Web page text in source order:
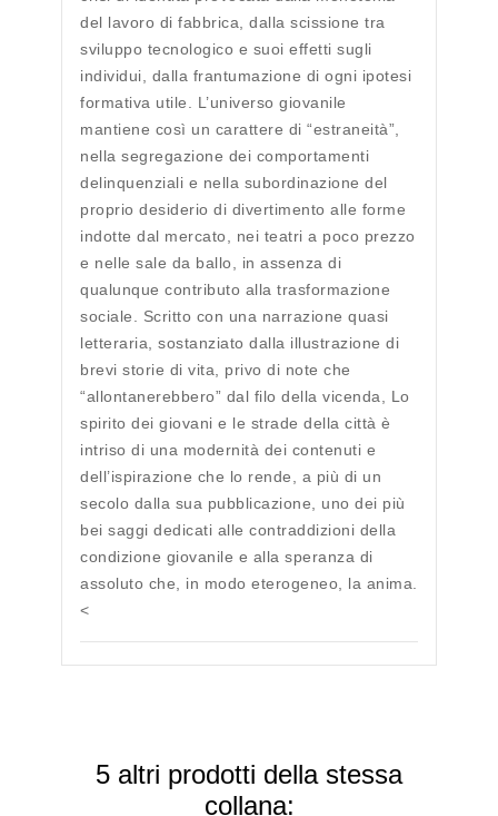
del lavoro di fabbrica, dalla scissione tra
sviluppo tecnologico e suoi effetti sugli
individui, dalla frantumazione di ogni ipotesi
formativa utile. L’universo giovanile
mantiene così un carattere di “estraneità”,
nella segregazione dei comportamenti
delinquenziali e nella subordinazione del
proprio desiderio di divertimento alle forme
indotte dal mercato, nei teatri a poco prezzo
e nelle sale da ballo, in assenza di
qualunque contributo alla trasformazione
sociale. Scritto con una narrazione quasi
letteraria, sostanziato dalla illustrazione di
brevi storie di vita, privo di note che
“allontanerebbero” dal filo della vicenda, Lo
spirito dei giovani e le strade della città è
intriso di una modernità dei contenuti e
dell’ispirazione che lo rende, a più di un
secolo dalla sua pubblicazione, uno dei più
bei saggi dedicati alle contraddizioni della
condizione giovanile e alla speranza di
assoluto che, in modo eterogeneo, la anima.
<
5 altri prodotti della stessa
collana: